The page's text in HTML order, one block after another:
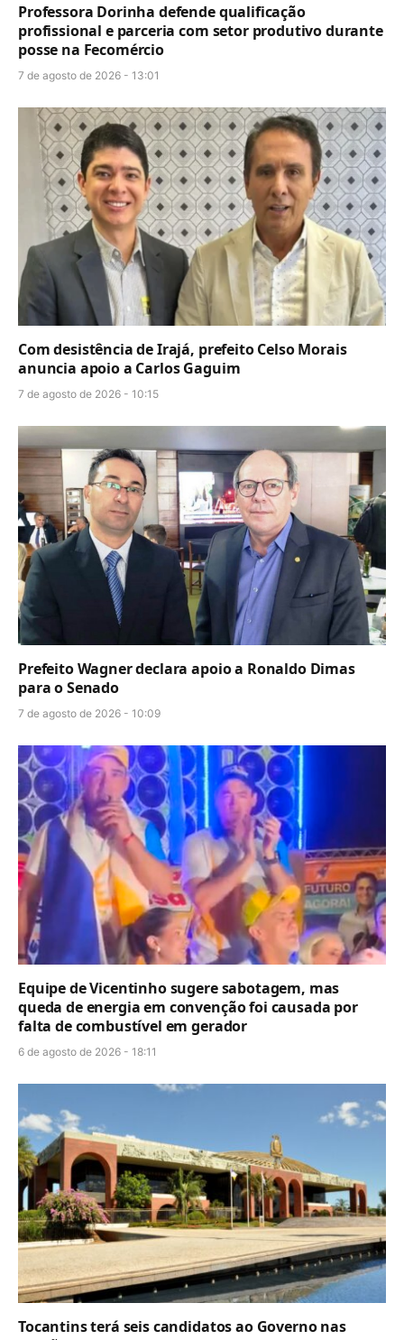
Professora Dorinha defende qualificação
profissional e parceria com setor produtivo durante
posse na Fecomércio
7 de agosto de 2026 - 13:01
Com desistência de Irajá, prefeito Celso Morais
anuncia apoio a Carlos Gaguim
7 de agosto de 2026 - 10:15
Prefeito Wagner declara apoio a Ronaldo Dimas
para o Senado
7 de agosto de 2026 - 10:09
Equipe de Vicentinho sugere sabotagem, mas
queda de energia em convenção foi causada por
falta de combustível em gerador
6 de agosto de 2026 - 18:11
Tocantins terá seis candidatos ao Governo nas